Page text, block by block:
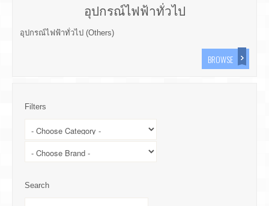
อุปกรณ์ไฟฟ้าทั่วไป
อุปกรณ์ไฟฟ้าทั่วไป (Others)
BROWSE
Filters
Search